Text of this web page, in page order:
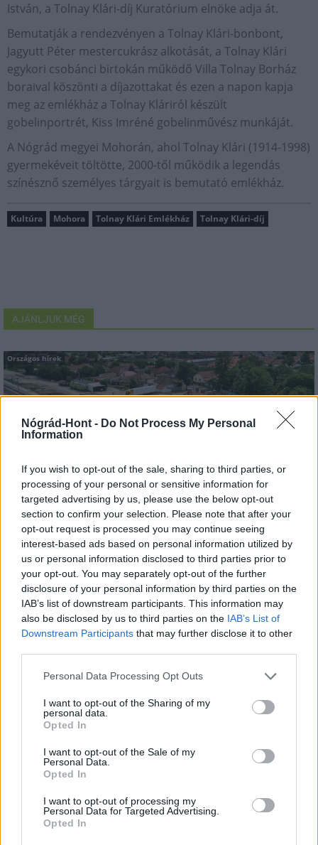
Nógrád-Hont - Do Not Process My Personal
Information
If you wish to opt-out of the sale, sharing to third parties, or
processing of your personal or sensitive information for
targeted advertising by us, please use the below opt-out
section to confirm your selection. Please note that after your
opt-out request is processed you may continue seeing
interest-based ads based on personal information utilized by
us or personal information disclosed to third parties prior to
your opt-out. You may separately opt-out of the further
disclosure of your personal information by third parties on the
IAB’s list of downstream participants. This information may
also be disclosed by us to third parties on the IAB’s List of
Downstream Participants that may further disclose it to other
Please note that this website/app uses one or more Google
not limited to your visit or usage behaviour. You may click to
grant or deny consent to Google and its third-party tags to
use your data for below specified purposes in below Google
consent section.
Personal Data Processing Opt Outs
I want to opt-out of the Sharing of my
personal data.
Opted In
I want to opt-out of the Sale of my
Personal Data.
Opted In
I want to opt-out of processing my
Personal Data for Targeted Advertising.
Opted In
István, a Tolnay Klári-díj Kuratórium elnöke adja át.
Bemutatják a rendezvényen a Tolnay Klári-bonbont,
Jagyutt Péter mestercukrász alkotását, a Tolnay Klári
egykori csobánci birtokán működő Villa Tolnay Borház
boraival köszönti a díjazottakat és ezen a napon kapja
meg az emlékház a Tolnay Kláriról készült
gobelinportrét, Kiss Imréné gobelinművész munkáját.
A Nógrád megyei Mohorán, ahol Tolnay Klári (1914-1998)
gyermekéveit töltötte, 2000-től működik a legendás
színésznő személyes tárgyait is bemutató emlékház.
Kultúra Mohora Tolnay Klári Emlékház Tolnay Klári-díj
AJÁNLJUK MÉG
Országos hírek
Újabb településekkel lépett előre a tizennégy megyére
kiterjedő állomásfelújítási program
MAGYAR ÉPÍTŐK
Mi épül?
Hódmezővásárhely